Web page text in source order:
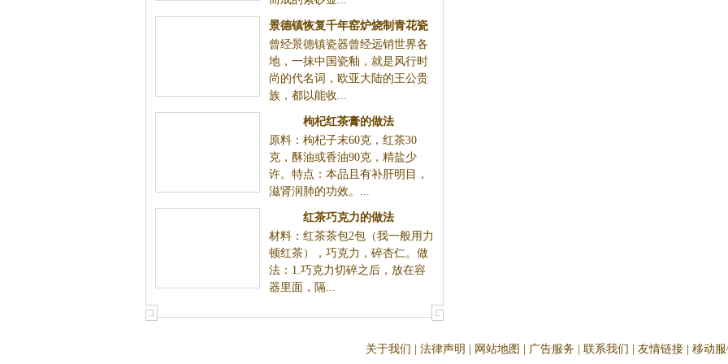
景德镇恢复千年窑炉烧制青花瓷
曾经景德镇瓷器曾经远销世界各
地，一抹中国瓷釉，就是风行时
尚的代名词，欧亚大陆的王公贵
族，都以能收...
枸杞红茶膏的做法
原料：枸杞子末60克，红茶30
克，酥油或香油90克，精盐少
许。特点：本品且有补肝明目，
滋肾润肺的功效。...
红茶巧克力的做法
材料：红茶茶包2包（我一般用力
顿红茶），巧克力，碎杏仁。做
法：1.巧克力切碎之后，放在容
器里面，隔...
关于我们 法律声明 网站地图 广告服务 联系我们 友情链接| 移动服